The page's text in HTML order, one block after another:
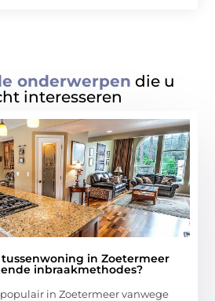
onderwerpen die u
interesseren
in Zoetermeer
inbraakmethodes?
in Zoetermeer vanwege